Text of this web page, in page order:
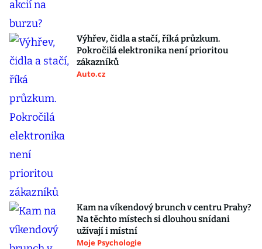
Výhřev, čidla a stačí, říká průzkum.
Pokročilá elektronika není prioritou
zákazníků
Auto.cz
Kam na víkendový brunch v centru Prahy?
Na těchto místech si dlouhou snídani
užívají i místní
Moje Psychologie